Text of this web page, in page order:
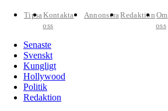
TipsaKontakta
oss
AnnonseraRedaktion Om
oss
Senaste
Svenskt
Kungligt
Hollywood
Politik
Redaktion